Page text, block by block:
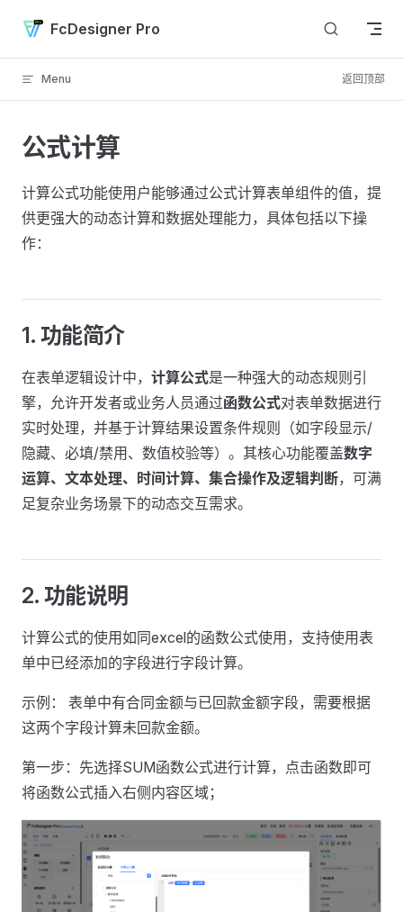
Skip to content
FcDesigner Pro
Menu 返回顶部
公式计算
计算公式功能使用户能够通过公式计算表单组件的值，提
供更强大的动态计算和数据处理能力，具体包括以下操
作：
1. 功能简介
在表单逻辑设计中， 计算公式是一种强大的动态规则引
擎，允许开发者或业务人员通过函数公式对表单数据进行
实时处理，并基于计算结果设置条件规则（如字段显示/
隐藏、必填/禁用、数值校验等）。其核心功能覆盖数字
运算、文本处理、时间计算、集合操作及逻辑判断，可满
足复杂业务场景下的动态交互需求。
2. 功能说明
计算公式的使用如同excel的函数公式使用，支持使用表
单中已经添加的字段进行字段计算。
示例： 表单中有合同金额与已回款金额字段，需要根据
这两个字段计算未回款金额。
第一步：先选择SUM函数公式进行计算，点击函数即可
将函数公式插入右侧内容区域；